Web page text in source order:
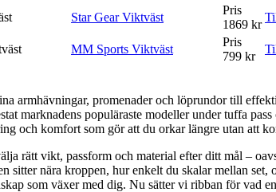
Star Gear Viktväst
Pris
1869 kr
MM Sports Viktväst
Pris
799 kr
armhävningar, promenader och löprundor till
marknadens populäraste modeller under tuffa
och komfort som gör att du orkar längre utan att
rätt vikt, passform och material efter ditt mål –
sitter nära kroppen, hur enkelt du skalar mellan
som växer med dig. Nu sätter vi ribban för vad